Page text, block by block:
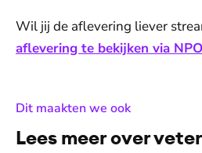
Wil jij de aflevering liever
aflevering te bekijken via
Dit maakten we ook:
Lees meer over